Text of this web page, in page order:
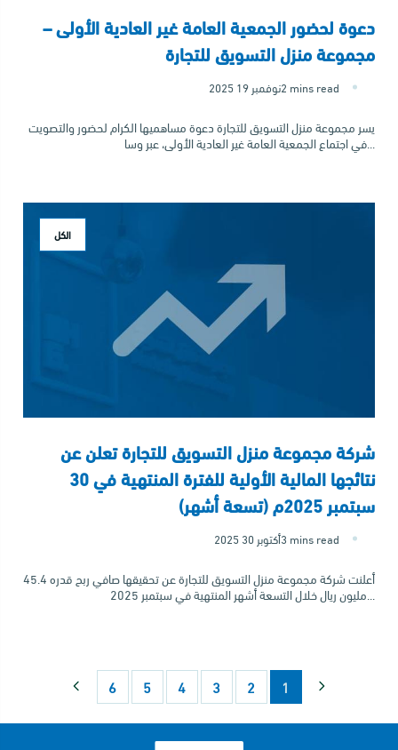
دعوة لحضور الجمعية العامة غير العادية الأولى –
مجموعة منزل التسويق للتجارة
2025 نوفمبر 192 mins read
يسر مجموعة منزل التسويق للتجارة دعوة مساهميها الكرام لحضور والتصويت
الكل
شركة مجموعة منزل التسويق للتجارة تعلن عن
نتائجها المالية الأولية للفترة المنتهية في 30
سبتمبر 2025م (تسعة أشهر)
2025 أكتوبر 303 mins read
أعلنت شركة مجموعة منزل التسويق للتجارة عن تحقيقها صافي ربح قدره 45.4
مليون ريال خلال التسعة أشهر المنتهية في سبتمبر 2025...
1
2
3
4
5
6